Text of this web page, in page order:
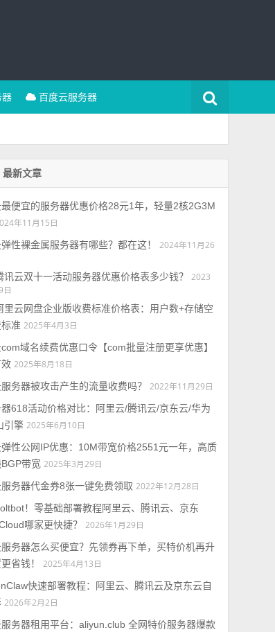
器 百度云服务器
最新文章
最便宜的服务器优惠价格28元1年，轻量2核2G3M
年11月15日
性裸金属服务器有哪些？都在这！
2024年11月26
讯云双十一活动服务器优惠价格表多少钱？
2023
日
里云网盘企业版收费标准价格表：用户数+存储空
准 2025年4月3日
域名续费优惠口令【com批量注册更享优惠】
2025年8月18日
务器被攻击产生的流量收费吗？
2022年11月29日
618活动价格对比：阿里云/腾讯云/京东云/华为
引擎 2025年6月10日
弹性公网IP优惠：10M带宽价格2551元一年，高质
带宽 2025年3月29日
服务器代金券8张一键免费领取 2022年12月28日
！零基础部署教程阿里云、腾讯云、京东
哪家更快捷？
2026年1月29日
服务器怎么买便宜？先领券再下单，买特价机再升
省钱！
2025年4月13日
快速部署教程：阿里云、腾讯云及京东云自
2026年2月2日
服务器租用平台：aliyun.club 全网特价服务器爆款